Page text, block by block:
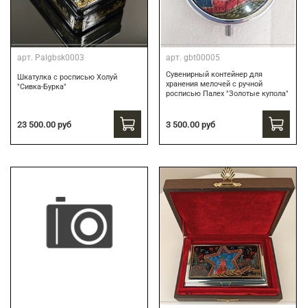
арт. Palgbsk0003
Шкатулка с росписью Холуй
"Сивка-Бурка"
23 500.00 руб
арт. gbt00005
Сувенирный контейнер для
хранения мелочей с ручной
росписью Палех "Золотые купола"
3 500.00 руб